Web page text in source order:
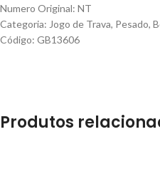
Numero Original: NT
Categoria: Jogo de Trava, Pesado,
Código: GB13606
Produtos